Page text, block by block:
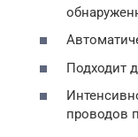
Подходит
проводов